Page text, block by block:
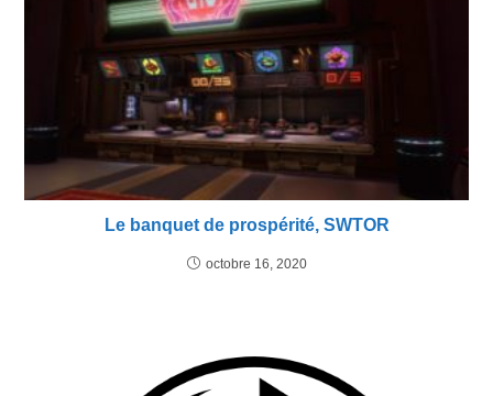
Le banquet de prospérité, SWTOR
octobre 16, 2020